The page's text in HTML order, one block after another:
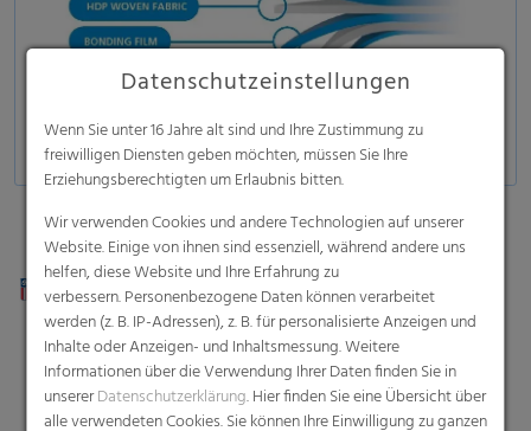
Datenschutzeinstellungen
Wenn Sie unter 16 Jahre alt sind und Ihre Zustimmung zu
freiwilligen Diensten geben möchten, müssen Sie Ihre
Erziehungsberechtigten um Erlaubnis bitten.
Wir verwenden Cookies und andere Technologien auf unserer
Website. Einige von ihnen sind essenziell, während andere uns
helfen, diese Website und Ihre Erfahrung zu
verbessern. Personenbezogene Daten können verarbeitet
werden (z. B. IP-Adressen), z. B. für personalisierte Anzeigen und
Inhalte oder Anzeigen- und Inhaltsmessung. Weitere
Informationen über die Verwendung Ihrer Daten finden Sie in
unsererDatenschutzerklärung. Hier finden Sie eine Übersicht über
alle verwendeten Cookies. Sie können Ihre Einwilligung zu ganzen